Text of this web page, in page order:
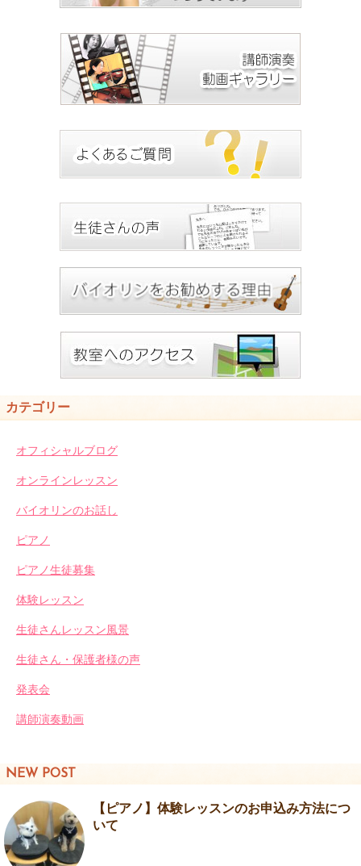
カテゴリー
オフィシャルブログ
オンラインレッスン
バイオリンのお話し
ピアノ
ピアノ生徒募集
体験レッスン
生徒さんレッスン風景
生徒さん・保護者様の声
発表会
講師演奏動画
NEW POST
【ピアノ】体験レッスンのお申込み方法につ
いて